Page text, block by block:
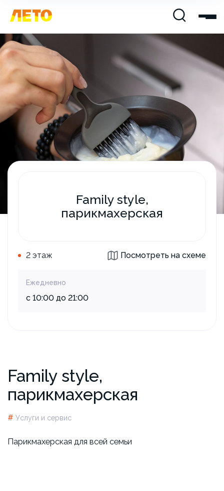
Family style,
парикмахерская
# Услуги и сервис
Парикмахерская для всей семьи
Family style,
парикмахерская
2 этаж Посмотреть на схеме
Ежедневно
с 10:00 до 21:00